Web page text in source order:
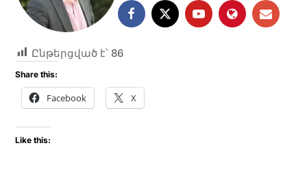
Ընթերցված է՝ 86
Share this:
Facebook X
Like this: